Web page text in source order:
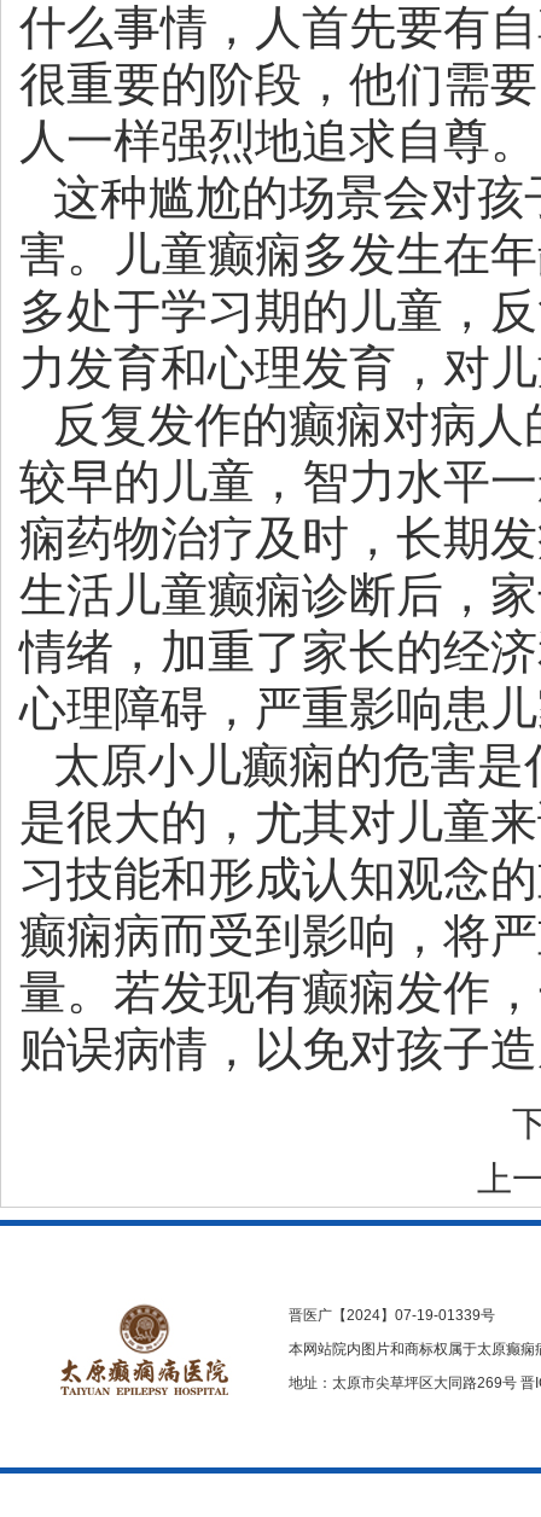
什么事情，人首先要有
很重要的阶段，他们需
人一样强烈地追求自尊。
这种尴尬的场景会对
害。儿童癫痫多发生在
多处于学习期的儿童，
力发育和心理发育，对
反复发作的癫痫对病
较早的儿童，智力水平
痫药物治疗及时，长期
生活儿童癫痫诊断后，
情绪，加重了家长的经
心理障碍，严重影响患
太原小儿癫痫的危害
是很大的，尤其对儿童
习技能和形成认知观念
癫痫病而受到影响，将
量。若发现有癫痫发作
贻误病情，以免对孩子
上
晋医广【2024】07-19-01339号
本网站院内图片和商标权属于太原癫
地址：太原市尖草坪区大同路269号 晋